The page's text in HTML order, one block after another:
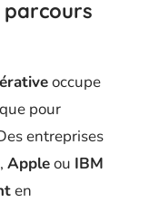
occupe
pour
entreprises
, Appleou IBM
en